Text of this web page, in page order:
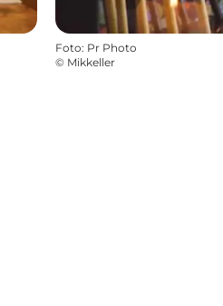
Foto: Pr Photo
© Mikkeller